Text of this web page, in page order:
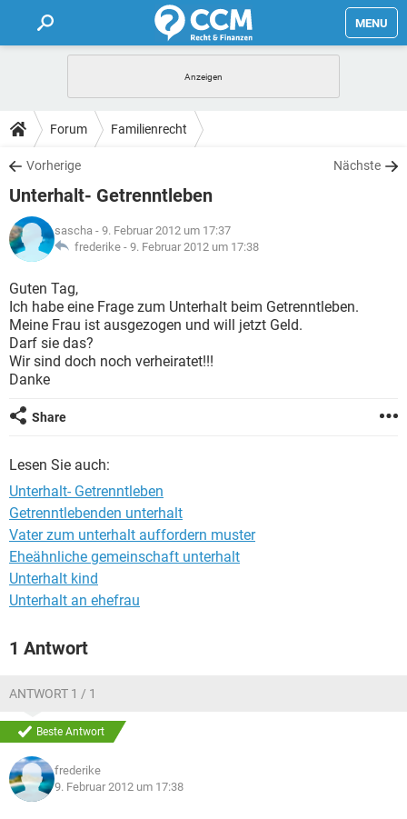
MENU
FORUM
TIPPS
Forum Familienrecht
Vorherige Nächste
Unterhalt- Getrenntleben
sascha - 9. Februar 2012 um 17:37
frederike - 9. Februar 2012 um 17:38
Guten Tag,
Ich habe eine Frage zum Unterhalt beim Getrenntleben.
Meine Frau ist ausgezogen und will jetzt Geld.
Darf sie das?
Wir sind doch noch verheiratet!!!
Danke
Share
Lesen Sie auch:
Unterhalt- Getrenntleben
Getrenntlebenden unterhalt
Vater zum unterhalt auffordern muster
Eheähnliche gemeinschaft unterhalt
Unterhalt kind
Unterhalt an ehefrau
1 Antwort
ANTWORT 1 / 1
Beste Antwort
frederike
9. Februar 2012 um 17:38